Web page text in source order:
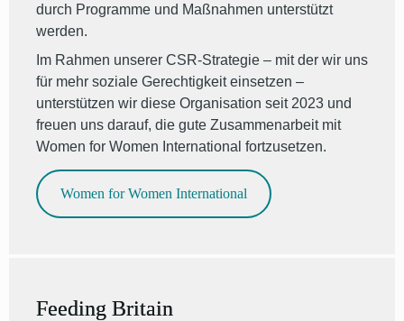
durch Programme und Maßnahmen unterstützt
werden.
Im Rahmen unserer CSR-Strategie – mit der wir uns
für mehr soziale Gerechtigkeit einsetzen –
unterstützen wir diese Organisation seit 2023 und
freuen uns darauf, die gute Zusammenarbeit mit
Women for Women International fortzusetzen.
Women for Women International
Feeding Britain